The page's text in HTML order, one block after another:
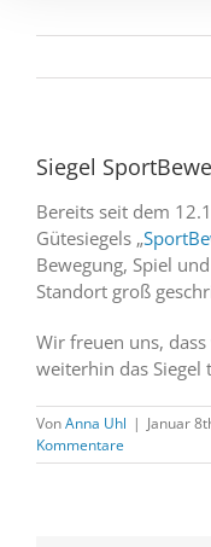
Siegel
Bereits seit dem
Gütesiegels „
Bewegung, Spiel
Standort groß
Wir freuen uns,
weiterhin das Siegel
VonAnna Uhl | Januar
Kommentare